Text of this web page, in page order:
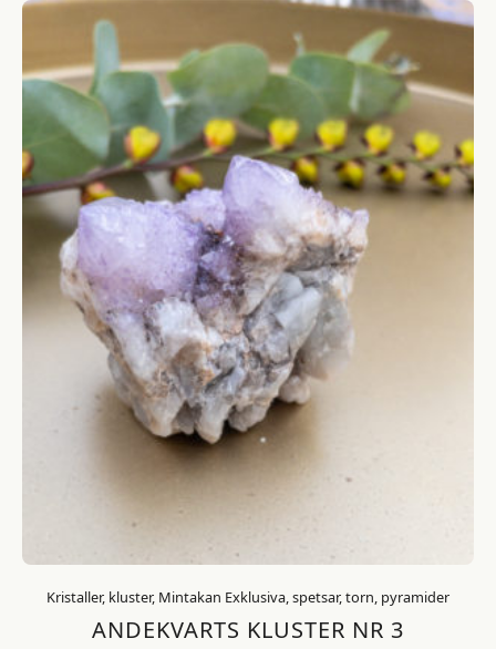
Kristaller, kluster, Mintakan Exklusiva, spetsar, torn, pyramider
ANDEKVARTS KLUSTER NR 3